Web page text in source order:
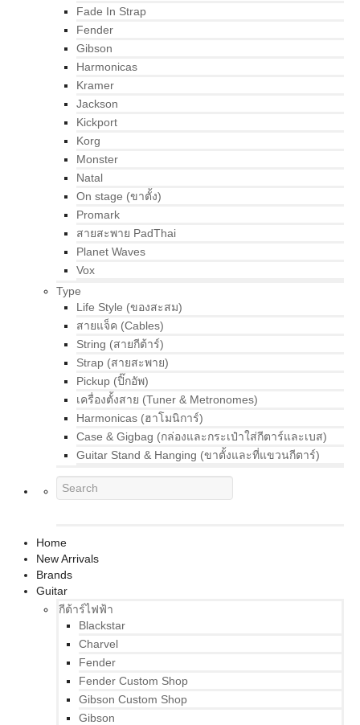
Fade In Strap
Fender
Gibson
Harmonicas
Kramer
Jackson
Kickport
Korg
Monster
Natal
On stage (ขาตั้ง)
Promark
สายสะพาย PadThai
Planet Waves
Vox
Type
Life Style (ของสะสม)
สายแจ็ค (Cables)
String (สายกีต้าร์)
Strap (สายสะพาย)
Pickup (ปิ๊กอัพ)
เครื่องตั้งสาย (Tuner & Metronomes)
Harmonicas (ฮาโมนิการ์)
Case & Gigbag (กล่องและกระเป๋าใส่กีตาร์และเบส)
Guitar Stand & Hanging (ขาตั้งและที่แขวนกีตาร์)
Home
New Arrivals
Brands
Guitar
กีต้าร์ไฟฟ้า
Blackstar
Charvel
Fender
Fender Custom Shop
Gibson Custom Shop
Gibson